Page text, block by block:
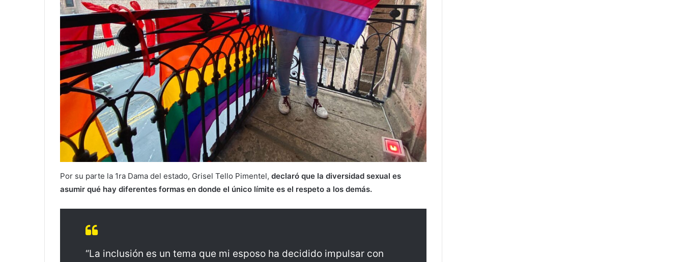
Por su parte la 1ra Dama del estado, Grisel Tello Pimentel, declaró que la diversidad sexual es
asumir qué hay diferentes formas en donde el único límite es el respeto a los demás.
“La inclusión es un tema que mi esposo ha decidido impulsar con